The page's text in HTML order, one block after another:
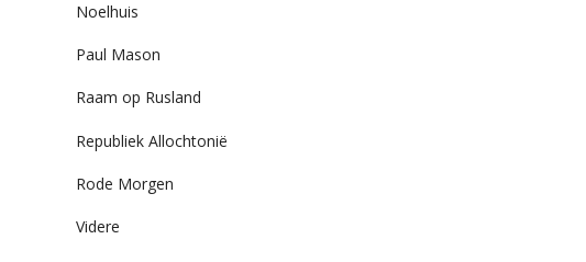
Noelhuis
Paul Mason
Raam op Rusland
Republiek Allochtonië
Rode Morgen
Videre